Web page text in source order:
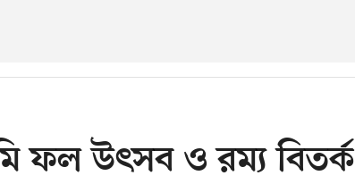
ফল উৎসব ও রম্য বিতর্ক